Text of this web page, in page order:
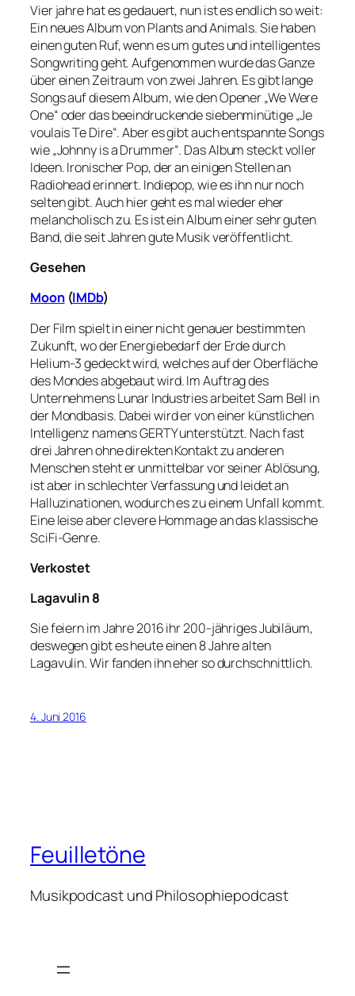
Vier jahre hat es gedauert, nun ist es endlich so weit:
Ein neues Album von Plants and Animals. Sie haben
einen guten Ruf, wenn es um gutes und intelligentes
Songwriting geht. Aufgenommen wurde das Ganze
über einen Zeitraum von zwei Jahren. Es gibt lange
Songs auf diesem Album, wie den Opener „We Were
One“ oder das beeindruckende siebenminütige „Je
voulais Te Dire“. Aber es gibt auch entspannte Songs
wie „Johnny is a Drummer“. Das Album steckt voller
Ideen. Ironischer Pop, der an einigen Stellen an
Radiohead erinnert. Indiepop, wie es ihn nur noch
selten gibt. Auch hier geht es mal wieder eher
melancholisch zu. Es ist ein Album einer sehr guten
Band, die seit Jahren gute Musik veröffentlicht.
Gesehen
Moon(IMDb)
Der Film spielt in einer nicht genauer bestimmten
Zukunft, wo der Energiebedarf der Erde durch
Helium-3 gedeckt wird, welches auf der Oberfläche
des Mondes abgebaut wird. Im Auftrag des
Unternehmens Lunar Industries arbeitet Sam Bell in
der Mondbasis. Dabei wird er von einer künstlichen
Intelligenz namens GERTY unterstützt. Nach fast
drei Jahren ohne direkten Kontakt zu anderen
Menschen steht er unmittelbar vor seiner Ablösung,
ist aber in schlechter Verfassung und leidet an
Halluzinationen, wodurch es zu einem Unfall kommt.
Eine leise aber clevere Hommage an das klassische
SciFi-Genre.
Verkostet
Lagavulin 8
Sie feiern im Jahre 2016 ihr 200-jähriges Jubiläum,
deswegen gibt es heute einen 8 Jahre alten
Lagavulin. Wir fanden ihn eher so durchschnittlich.
4. Juni 2016
Feuilletöne
Musikpodcast und Philosophiepodcast